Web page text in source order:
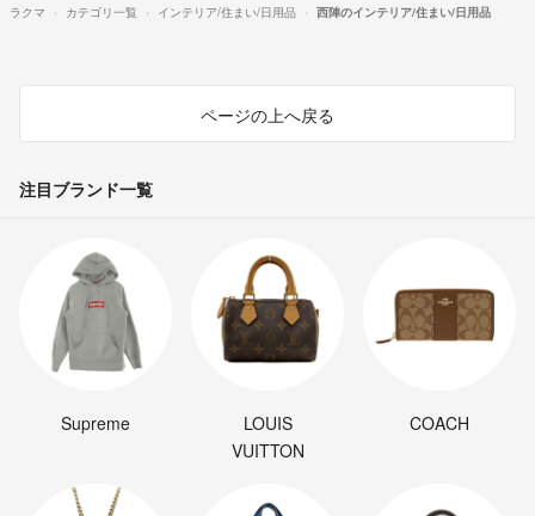
ラクマ
カテゴリ一覧 インテリア/住まい/日用品 西陣のインテリア/住まい/日用品
ページの上へ戻る
注目ブランド一覧
Supreme
LOUIS
VUITTON
COACH